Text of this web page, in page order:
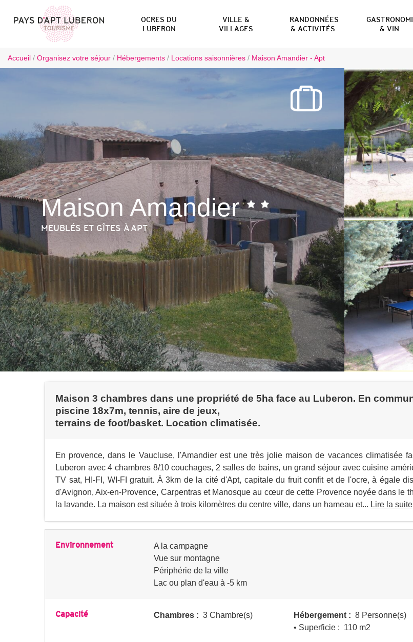
OCRES DU
LUBERON
VILLE &
VILLAGES
RANDONNÉES
& ACTIVITÉS
& VIN
Accueil / Organisez votre séjour / Hébergements / Locations saisonnières / Maison Amandier - Apt
Maison Amandier
MEUBLÉS ET GÎTES À APT
Maison 3 chambres dans une propriété de 5ha face au Luberon. En
piscine 18x7m, tennis, aire de jeux,
terrains de foot/basket. Location climatisée.
En provence, dans le Vaucluse, l'Amandier est une très jolie maison de vacances climatisée
Luberon avec 4 chambres 8/10 couchages, 2 salles de bains, un grand séjour avec cuisine
TV sat, HI-FI, WI-FI gratuit. À 3km de la cité d'Apt, capitale du fruit confit et de l'ocre, à égale
d'Avignon, Aix-en-Provence, Carpentras et Manosque au cœur de cette Provence noyée dans le
la lavande. La maison est située à trois kilomètres du centre ville, dans un hameau et... Lire la suite
Environnement
A la campagne
Vue sur montagne
Périphérie de la ville
Lac ou plan d'eau à -5 km
Capacité Chambres : 3 Chambre(s) Hébergement : 8 Personne(s)
• Superficie : 110 m2